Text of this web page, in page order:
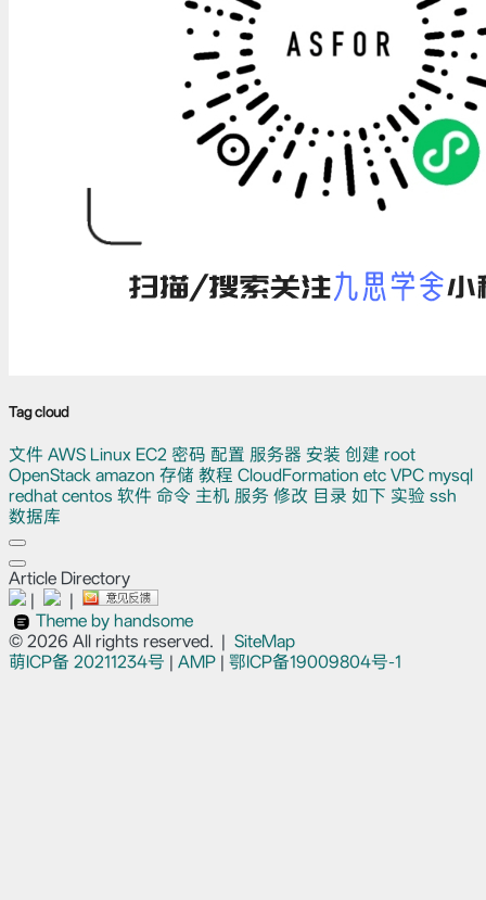
Tag cloud
文件 AWS Linux EC2 密码 配置 服务器 安装 创建 root
OpenStack amazon 存储 教程 CloudFormation etc VPC mysql
redhat centos 软件 命令 主机 服务 修改 目录 如下 实验 ssh
数据库
Article Directory
|
|
Theme by handsome
© 2026 All rights reserved. | SiteMap
萌ICP备 20211234号 | AMP | 鄂ICP备19009804号-1